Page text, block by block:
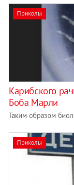
Приколы
Карибского
Боба Марли
Таким образом
Приколы